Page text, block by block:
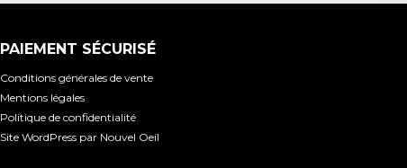
PAIEMENT SÉCURISÉ
Conditions générales de vente
Mentions légales
Politique de confidentialité
Site WordPress par Nouvel Oeil